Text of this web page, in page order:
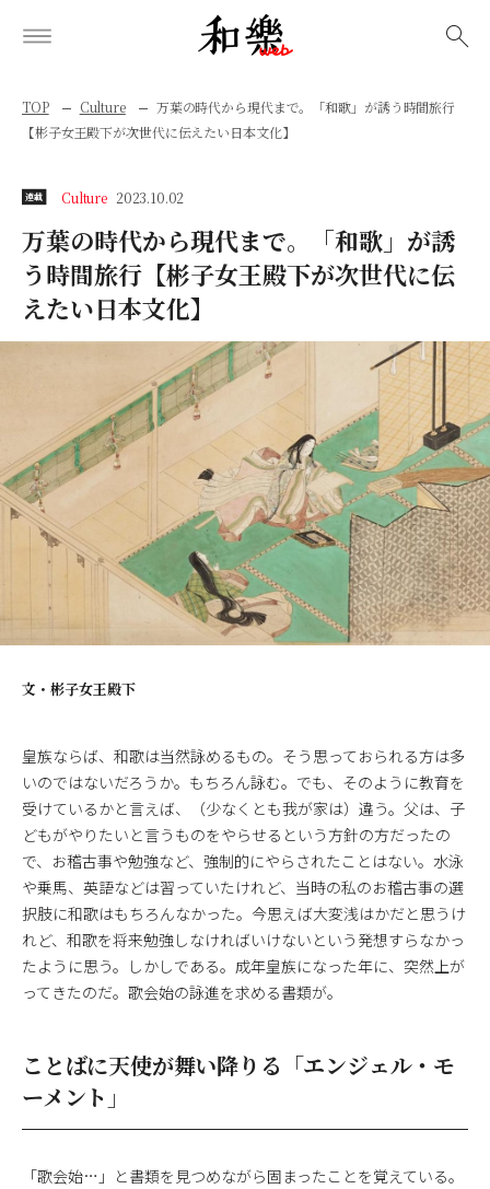
TOP Culture
万葉の時代から現代まで。「和歌」が誘う時間旅行
【彬子女王殿下が次世代に伝えたい日本文化】
連載 Culture 2023.10.02
万葉の時代から現代まで。「和歌」が誘
う時間旅行【彬子女王殿下が次世代に伝
えたい日本文化】
文・ 彬子女王殿下
皇族ならば、和歌は当然詠めるもの。そう思っておられる方は多
いのではないだろうか。もちろん詠む。でも、そのように教育を
受けているかと言えば、（少なくとも我が家は）違う。父は、子
どもがやりたいと言うものをやらせるという方針の方だったの
で、お稽古事や勉強など、強制的にやらされたことはない。水泳
や乗馬、英語などは習っていたけれど、当時の私のお稽古事の選
択肢に和歌はもちろんなかった。今思えば大変浅はかだと思うけ
れど、和歌を将来勉強しなければいけないという発想すらなかっ
たように思う。しかしである。成年皇族になった年に、突然上が
ってきたのだ。歌会始の詠進を求める書類が。
ことばに天使が舞い降りる「エンジェル・モ
ーメント」
「歌会始…」と書類を見つめながら固まったことを覚えている。